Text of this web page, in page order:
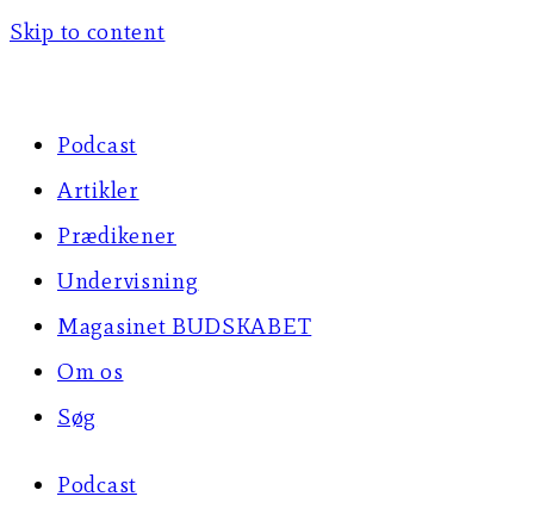
Skip to content
Podcast
Artikler
Prædikener
Undervisning
Magasinet BUDSKABET
Om os
Søg
Podcast